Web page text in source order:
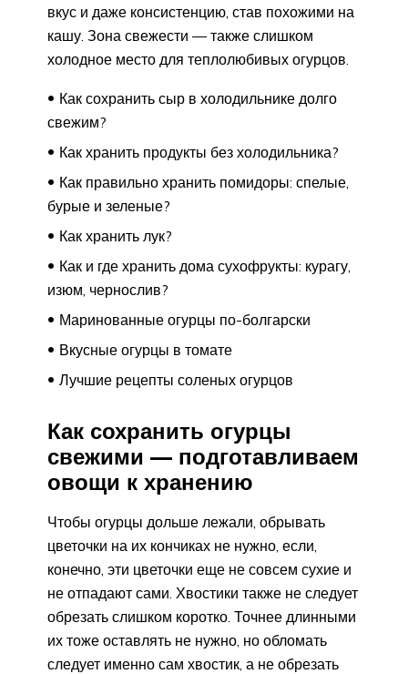
вкус и даже консистенцию, став похожими на
кашу. Зона свежести — также слишком
холодное место для теплолюбивых огурцов.
Как сохранить сыр в холодильнике долго
свежим?
Как хранить продукты без холодильника?
Как правильно хранить помидоры: спелые,
бурые и зеленые?
Как хранить лук?
Как и где хранить дома сухофрукты: курагу,
изюм, чернослив?
Маринованные огурцы по-болгарски
Вкусные огурцы в томате
Лучшие рецепты соленых огурцов
Как сохранить огурцы
свежими — подготавливаем
овощи к хранению
Чтобы огурцы дольше лежали, обрывать
цветочки на их кончиках не нужно, если,
конечно, эти цветочки еще не совсем сухие и
не отпадают сами. Хвостики также не следует
обрезать слишком коротко. Точнее длинными
их тоже оставлять не нужно, но обломать
следует именно сам хвостик, а не обрезать